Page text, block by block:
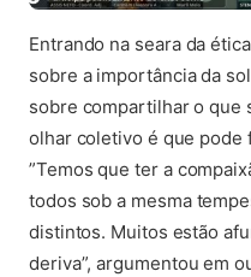
Entrando na seara da
sobre a importância da
sobre compartilhar o que
olhar coletivo é que pode
”Temos que ter a
todos sob a mesma
distintos. Muitos estão
deriva”, argumentou em